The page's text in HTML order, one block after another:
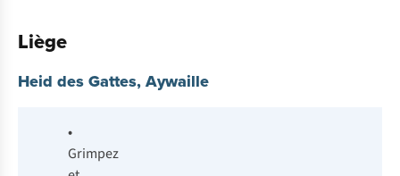
Liège
Heid des Gattes, Aywaille
•
Grimpez